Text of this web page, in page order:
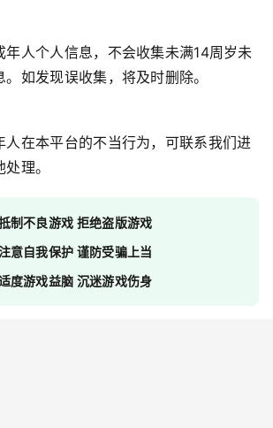
年人个人信息，不会收集未满14周岁未
如发现误收集，将及时删除。
人在本平台的不当行为，可联系我们进
理。
制不良游戏 拒绝盗版游戏
意自我保护 谨防受骗上当
度游戏益脑 沉迷游戏伤身